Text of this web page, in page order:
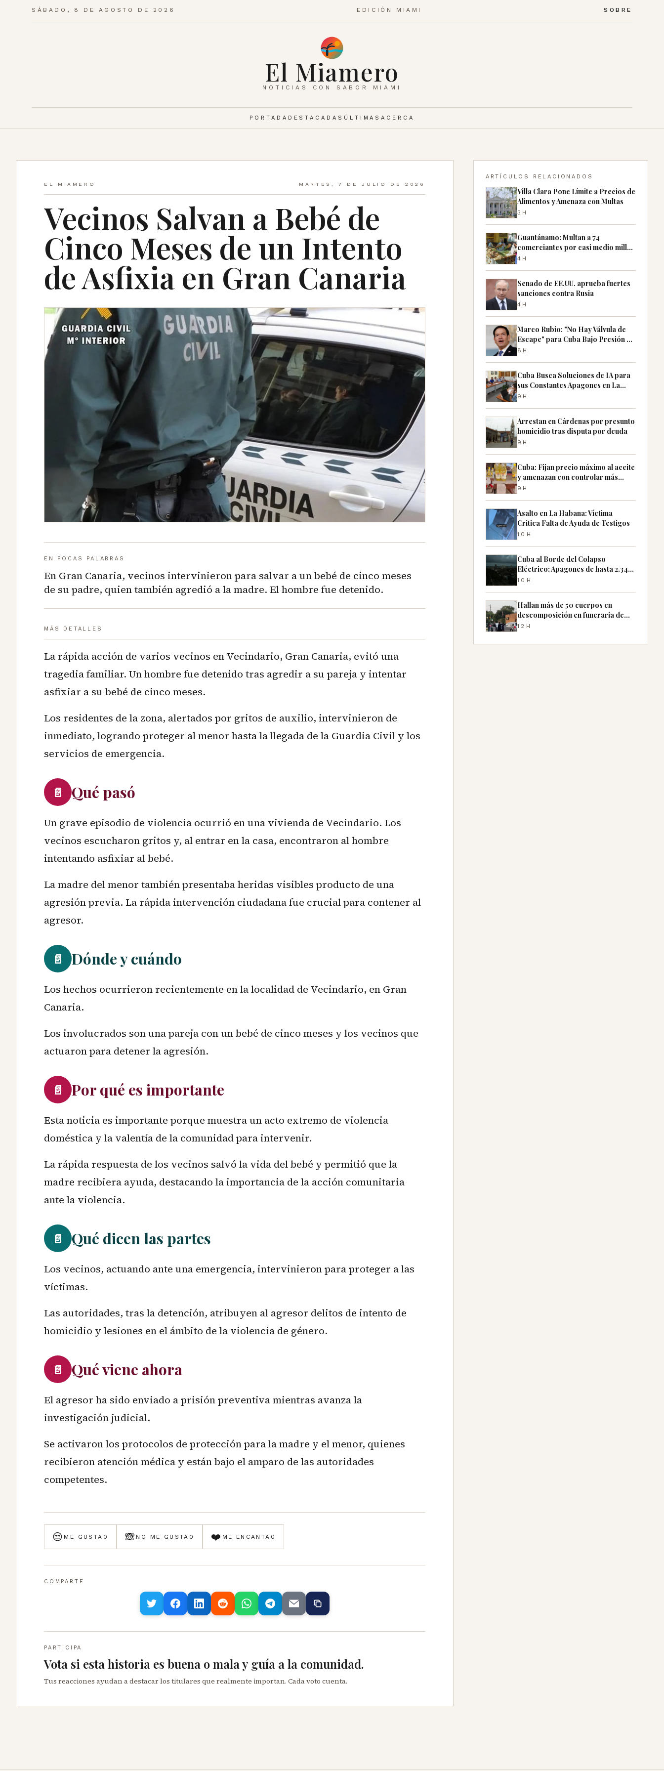
SÁBADO, 8 DE AGOSTO DE 2026 EDICIÓN MIAMI SOBRE
El Miamero
NOTICIAS CON SABOR MIAMI
PORTADA DESTACADAS ÚLTIMASACERCA
EL MIAMERO MARTES, 7 DE JULIO DE 2026
Vecinos Salvan a Bebé de
Cinco Meses de un Intento
de Asfixia en Gran Canaria
EN POCAS PALABRAS
En Gran Canaria, vecinos intervinieron para salvar a un bebé de cinco meses
de su padre, quien también agredió a la madre. El hombre fue detenido.
MÁS DETALLES
La rápida acción de varios vecinos en Vecindario, Gran Canaria, evitó una
tragedia familiar. Un hombre fue detenido tras agredir a su pareja y intentar
asfixiar a su bebé de cinco meses.
Los residentes de la zona, alertados por gritos de auxilio, intervinieron de
inmediato, logrando proteger al menor hasta la llegada de la Guardia Civil y los
servicios de emergencia.
📄 Qué pasó
Un grave episodio de violencia ocurrió en una vivienda de Vecindario. Los
vecinos escucharon gritos y, al entrar en la casa, encontraron al hombre
intentando asfixiar al bebé.
La madre del menor también presentaba heridas visibles producto de una
agresión previa. La rápida intervención ciudadana fue crucial para contener al
agresor.
📄 Dónde y cuándo
Los hechos ocurrieron recientemente en la localidad de Vecindario, en Gran
Canaria.
Los involucrados son una pareja con un bebé de cinco meses y los vecinos que
actuaron para detener la agresión.
📄 Por qué es importante
Esta noticia es importante porque muestra un acto extremo de violencia
doméstica y la valentía de la comunidad para intervenir.
La rápida respuesta de los vecinos salvó la vida del bebé y permitió que la
madre recibiera ayuda, destacando la importancia de la acción comunitaria
ante la violencia.
📄 Qué dicen las partes
Los vecinos, actuando ante una emergencia, intervinieron para proteger a las
víctimas.
Las autoridades, tras la detención, atribuyen al agresor delitos de intento de
homicidio y lesiones en el ámbito de la violencia de género.
📄 Qué viene ahora
El agresor ha sido enviado a prisión preventiva mientras avanza la
investigación judicial.
Se activaron los protocolos de protección para la madre y el menor, quienes
recibieron atención médica y están bajo el amparo de las autoridades
competentes.
😒 ME GUSTA 0 🙈 NO ME GUSTA 0 ❤️ ME ENCANTA 0
COMPARTE
PARTICIPA
Vota si esta historia es buena o mala y guía a la comunidad.
Tus reacciones ayudan a destacar los titulares que realmente importan. Cada voto cuenta.
ARTÍCULOS RELACIONADOS
Villa Clara Pone Límite a Precios de
Alimentos y Amenaza con Multas
3H
Guantánamo: Multan a 74
comerciantes por casi medio millón
de pesos por especulación
4H
Senado de EE.UU. aprueba fuertes
sanciones contra Rusia
4H
Marco Rubio: "No Hay Válvula de
Escape" para Cuba Bajo Presión de
EE.UU.
8H
Cuba Busca Soluciones de IA para
sus Constantes Apagones en La
Habana
9H
Arrestan en Cárdenas por presunto
homicidio tras disputa por deuda
9H
Cuba: Fijan precio máximo al aceite
y amenazan con controlar más
productos
9H
Asalto en La Habana: Víctima
Critica Falta de Ayuda de Testigos
10H
Cuba al Borde del Colapso
Eléctrico: Apagones de hasta 2.340
MW Previstos
10H
Hallan más de 50 cuerpos en
descomposición en funeraria de
Chicago
12H